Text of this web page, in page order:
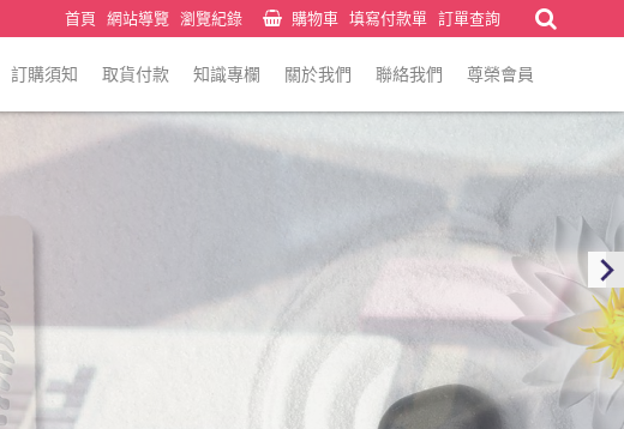
首頁 網站導覽 瀏覽紀錄 購物車 填寫付款單 訂單查詢
訂購須知 取貨付款 知識專欄 關於我們 聯絡我們 尊榮會員